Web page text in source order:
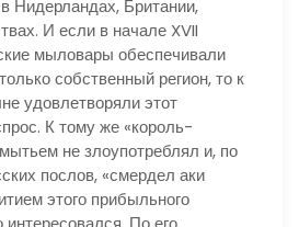
Нидерландах, Британии,
И если в начале XVII
мыловары обеспечивали
собственный регион, то к
удовлетворяли этот
К тому же «король-
не злоупотреблял и, по
послов, «смердел аки
этого прибыльного